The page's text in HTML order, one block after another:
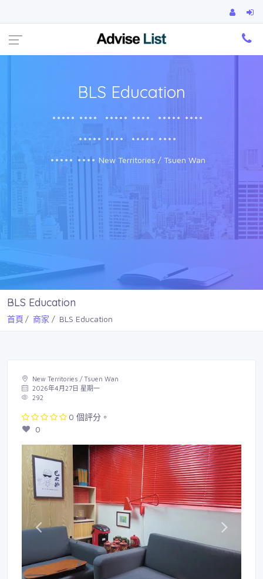
BLS Education
••••• •••• ••••• •••• ••••• ••••
••••• •••• ••••• ••••
••••• •••• New Territories / Tsuen Wan
BLS Education
首頁 商家 BLS Education
New Territories / Tsuen Wan
2026年4月27日 星期一
292
0 個評分。
0